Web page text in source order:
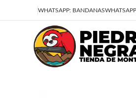
WHATSAPP: BANDANAS
Deja que la montaña sea parte de